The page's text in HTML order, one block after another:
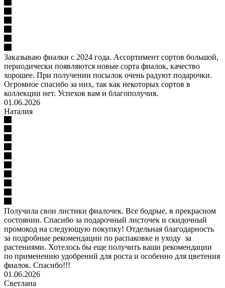
Заказываю фиалки с 2024 года. Ассортимент сортов большой,
периодически появляются новые сорта фиалок, качество
хорошее. При получении посылок очень радуют подарочки.
Огромное спасибо за них, так как некоторых сортов в
коллекции нет. Успехов вам и благополучия.
01.06.2026
Наталия
Получила свои листики фиалочек. Все бодрые, в прекрасном
состоянии. Спасибо за подарочный листочек и скидочный
промокод на следующую покупку! Отдельная благодарность
за подробные рекомендации по распаковке и уходу за
растениями. Хотелось бы еще получить ваши рекомендации
по применению удобрений для роста и особенно для цветения
фиалок. Спасибо!!!
01.06.2026
Светлана